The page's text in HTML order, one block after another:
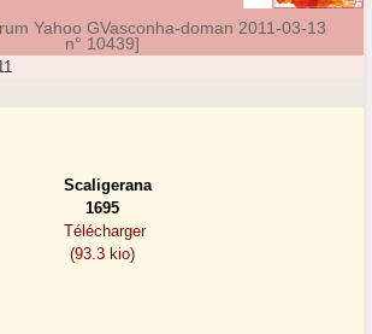
Yahoo GVasconha-doman 2011-03-13
n° 10439]
Scaligerana
1695
Télécharger
(93.3 kio)